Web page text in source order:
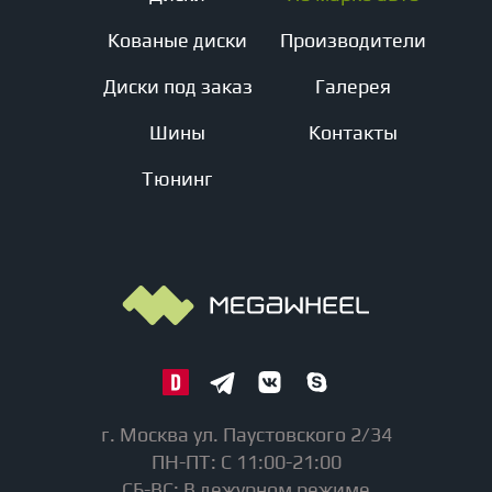
Кованые диски
Диски под заказ
Шины
Тюнинг
Производители
Галерея
Контакты
г. Москва ул. Паустовского 2/34
ПН-ПТ: С 11:00-21:00